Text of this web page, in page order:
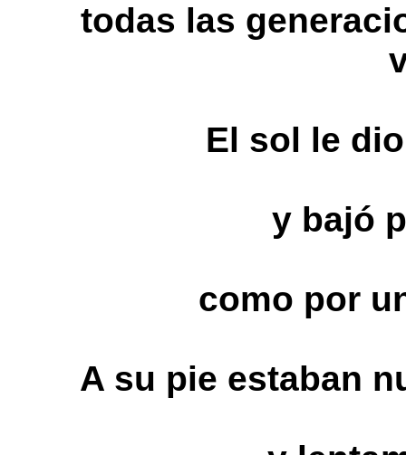
todas las
El sol le
y bajó
como por
A su pie estaban